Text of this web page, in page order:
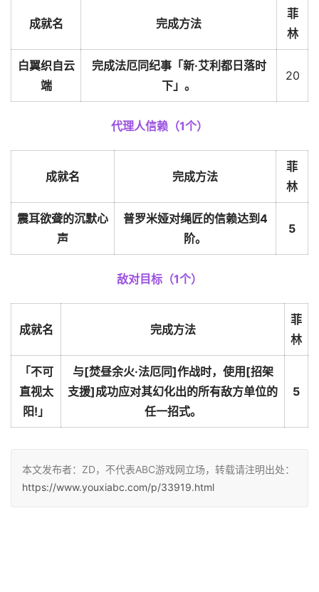
成就名 完成方法
菲
林
白翼织自云
端
完成法厄同纪事「新·艾利都日落时
下」。
20
代理人信赖（1个）
成就名 完成方法
菲
林
震耳欲聋的沉默心
声
普罗米娅对绳匠的信赖达到4
阶。
5
敌对目标（1个）
成就名 完成方法
菲
林
「不可
直视太
阳!」
与[焚昼余火·法厄同]作战时，使用[招架
支援]成功应对其幻化出的所有敌方单位的
任一招式。
5
本文发布者：ZD，不代表ABC游戏网立场，转载请注明出处：
https://www.youxiabc.com/p/33919.html